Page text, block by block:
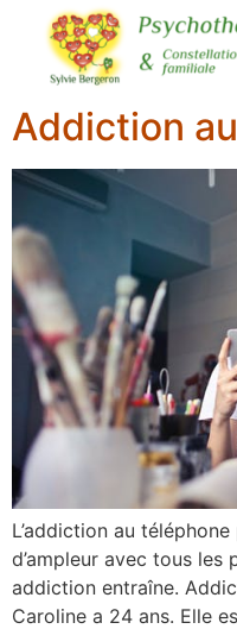
Addiction
L’addiction au
d’ampleur avec tous les
addiction entraîne.
Caroline a 24 ans. Elle